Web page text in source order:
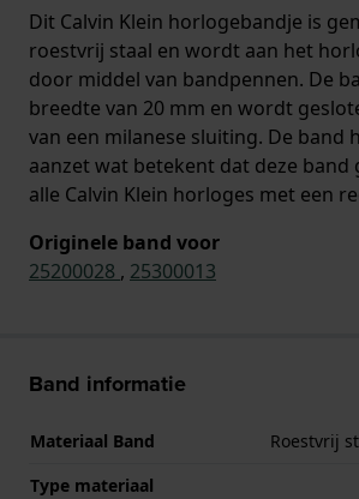
Dit Calvin Klein horlogebandje is
roestvrij staal en wordt aan het
door middel van bandpennen. De
breedte van 20 mm en wordt
van een milanese sluiting. De band
aanzet wat betekent dat deze band
alle Calvin Klein horloges met een
Originele band voor
25200028 , 25300013
Band informatie
Materiaal Band
Roestvrij
Type materiaal